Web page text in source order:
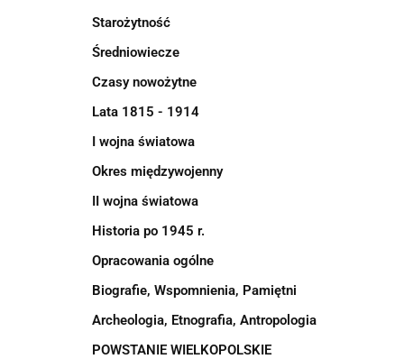
Starożytność
Średniowiecze
Czasy nowożytne
Lata 1815 - 1914
I wojna światowa
Okres międzywojenny
II wojna światowa
Historia po 1945 r.
Opracowania ogólne
Biografie, Wspomnienia, Pamiętni
Archeologia, Etnografia, Antropologia
POWSTANIE WIELKOPOLSKIE